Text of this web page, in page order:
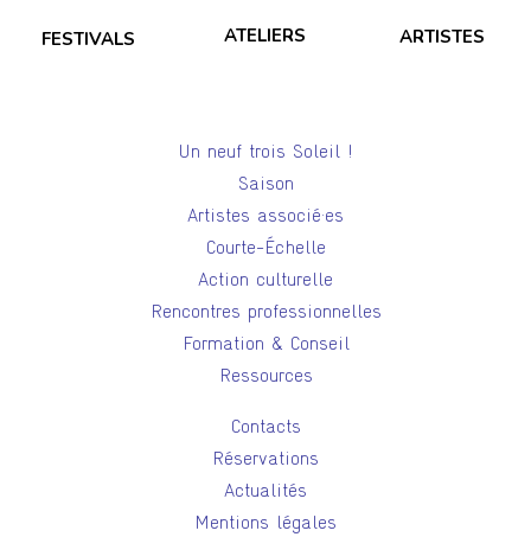
FESTIVALS ATELIERS ARTISTES
Un neuf trois Soleil !
Saison
Artistes associé·es
Courte-Échelle
Action culturelle
Rencontres professionnelles
Formation & Conseil
Ressources
Contacts
Réservations
Actualités
Mentions légales